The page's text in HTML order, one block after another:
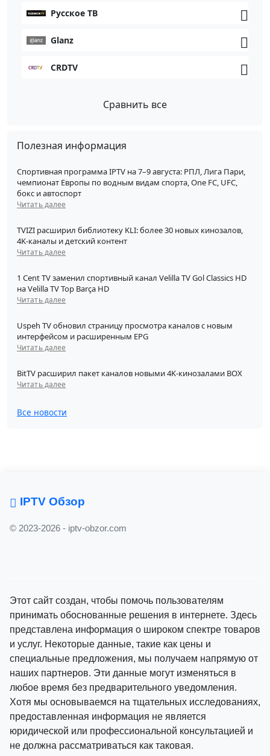
Русское ТВ
Glanz
CRDTV
Сравнить все
Полезная информация
Спортивная программа IPTV на 7–9 августа: РПЛ, Лига Пари,
чемпионат Европы по водным видам спорта, One FC, UFC,
бокс и автоспорт
Читать далее
TVIZI расширил библиотеку KLI: более 30 новых кинозалов,
4K-каналы и детский контент
Читать далее
1 Cent TV заменил спортивный канал Velilla TV Gol Classics HD
на Velilla TV Top Barça HD
Читать далее
Uspeh TV обновил страницу просмотра каналов с новым
интерфейсом и расширенным EPG
Читать далее
BitTV расширил пакет каналов новыми 4K-кинозалами BOX
Читать далее
Все новости
IPTV Обзор
© 2023-2026 - iptv-obzor.com
Этот сайт создан, чтобы помочь пользователям
принимать обоснованные решения в интернете. Здесь
представлена информация о широком спектре товаров
и услуг. Некоторые данные, такие как цены и
специальные предложения, мы получаем напрямую от
наших партнеров. Эти данные могут изменяться в
любое время без предварительного уведомления.
Хотя мы основываемся на тщательных исследованиях,
предоставленная информация не является
юридической или профессиональной консультацией и
не должна рассматриваться как таковая.